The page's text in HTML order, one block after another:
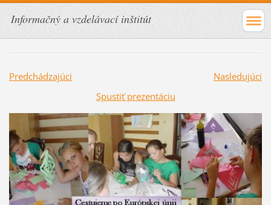
Informačný a vzdelávací inštitút
Predchádzajúci
Nasledujúci
Spustiť prezentáciu